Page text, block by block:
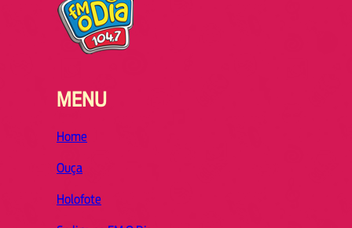
MENU
Home
Ouça
Holofote